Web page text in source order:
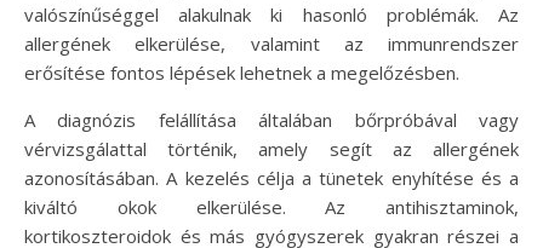
valószínűséggel alakulnak ki hasonló problémák. Az
allergének elkerülése, valamint az immunrendszer
erősítése fontos lépések lehetnek a megelőzésben.
A diagnózis felállítása általában bőrpróbával vagy
vérvizsgálattal történik, amely segít az allergének
azonosításában. A kezelés célja a tünetek enyhítése és a
kiváltó okok elkerülése. Az antihisztaminok,
kortikoszteroidok és más gyógyszerek gyakran részei a